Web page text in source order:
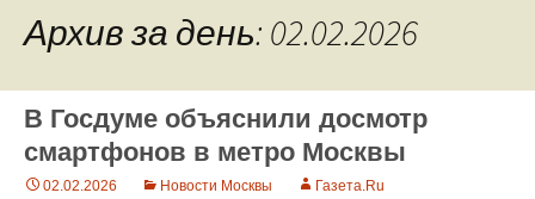
Архив за день: 02.02.2026
В Госдуме объяснили досмотр
смартфонов в метро Москвы
02.02.2026 Новости Москвы Газета.Ru